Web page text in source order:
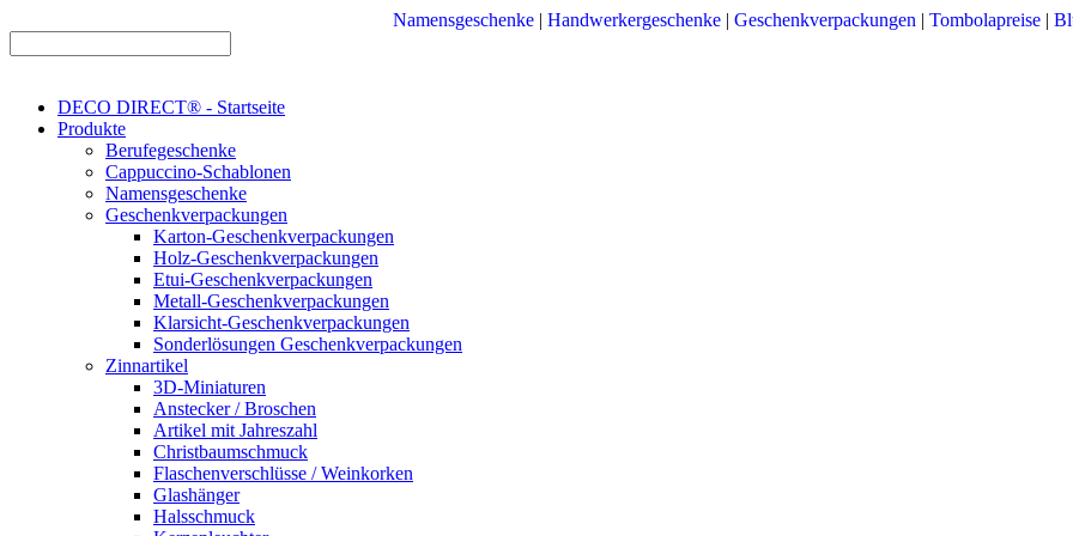
Namensgeschenke| Handwerkergeschenke| Geschenkverpackungen | Tombolapreise|
DECO DIRECT® - Startseite
Produkte
Berufegeschenke
Cappuccino-Schablonen
Namensgeschenke
Geschenkverpackungen
Karton-Geschenkverpackungen
Holz-Geschenkverpackungen
Etui-Geschenkverpackungen
Metall-Geschenkverpackungen
Klarsicht-Geschenkverpackungen
Sonderlösungen Geschenkverpackungen
Zinnartikel
3D-Miniaturen
Anstecker / Broschen
Artikel mit Jahreszahl
Christbaumschmuck
Flaschenverschlüsse / Weinkorken
Glashänger
Halsschmuck